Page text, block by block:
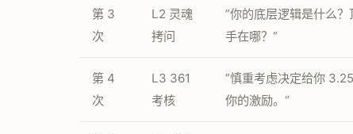
第 3
次
L2 灵魂
拷问
”你的底层逻辑是什么
手在哪？“
第 4
次
L3 361
考核
”慎重考虑决定给你
你的激励。“